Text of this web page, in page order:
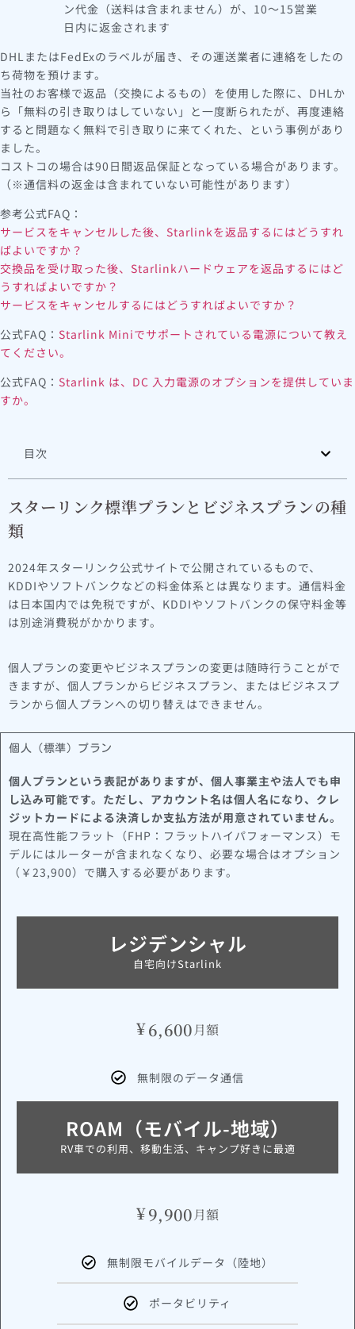
ン代金（送料は含まれません）が、10～15営業
日内に返金されます
DHLまたはFedExのラベルが届き、その運送業者に連絡をしたの
ち荷物を預けます。
当社のお客様で返品（交換によるもの）を使用した際に、DHLか
ら「無料の引き取りはしていない」と一度断られたが、再度連絡
すると問題なく無料で引き取りに来てくれた、という事例があり
ました。
コストコの場合は90日間返品保証となっている場合があります。
（※通信料の返金は含まれていない可能性があります）
参考公式FAQ：
サービスをキャンセルした後、Starlinkを返品するにはどうすれ
ばよいですか？
交換品を受け取った後、Starlinkハードウェアを返品するにはど
うすればよいですか？
サービスをキャンセルするにはどうすればよいですか？
公式FAQ： Starlink Miniでサポートされている電源について教え
てください。
公式FAQ： Starlink は、DC 入力電源のオプションを提供していま
すか。
目次
スターリンク標準プランとビジネスプランの種
類
2024年スターリンク公式サイトで公開されているもので、
KDDIやソフトバンクなどの料金体系とは異なります。通信料金
は日本国内では免税ですが、KDDIやソフトバンクの保守料金等
は別途消費税がかかります。
個人プランの変更やビジネスプランの変更は随時行うことがで
きますが、個人プランからビジネスプラン、またはビジネスプ
ランから個人プランへの切り替えはできません。
個人（標準）プラン
個人プランという表記がありますが、個人事業主や法人でも申
し込み可能です。ただし、アカウント名は個人名になり、クレ
ジットカードによる決済しか支払方法が用意されていません。
現在高性能フラット（FHP：フラットハイパフォーマンス）モ
デルにはルーターが含まれなくなり、必要な場合はオプション
（￥23,900）で購入する必要があります。
レジデンシャル
自宅向けStarlink
¥6,600月額
無制限のデータ通信
ROAM（モバイル-地域）
RV車での利用、移動生活、キャンプ好きに最適
¥9,900月額
無制限モバイルデータ（陸地）
ポータビリティ